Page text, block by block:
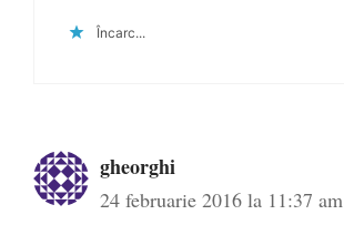
Încarc...
gheorghi
24 februarie 2016 la 11:37 am